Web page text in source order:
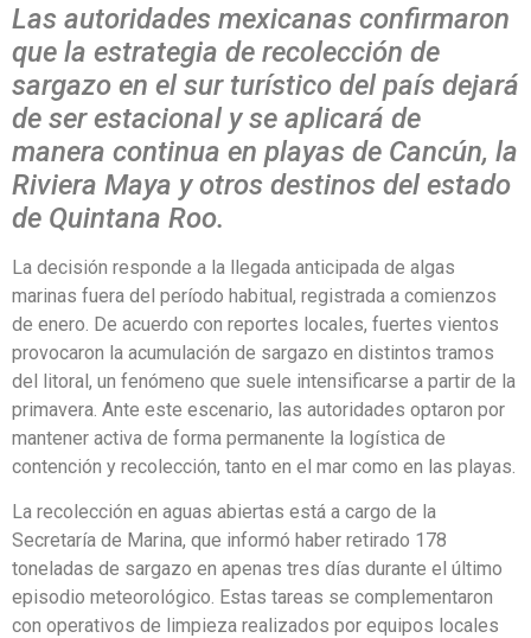
Las autoridades mexicanas confirmaron
que la estrategia de recolección de
sargazo en el sur turístico del país dejará
de ser estacional y se aplicará de
manera continua en playas de Cancún, la
Riviera Maya y otros destinos del estado
de Quintana Roo.
La decisión responde a la llegada anticipada de algas
marinas fuera del período habitual, registrada a comienzos
de enero. De acuerdo con reportes locales, fuertes vientos
provocaron la acumulación de sargazo en distintos tramos
del litoral, un fenómeno que suele intensificarse a partir de la
primavera. Ante este escenario, las autoridades optaron por
mantener activa de forma permanente la logística de
contención y recolección, tanto en el mar como en las playas.
La recolección en aguas abiertas está a cargo de la
Secretaría de Marina, que informó haber retirado 178
toneladas de sargazo en apenas tres días durante el último
episodio meteorológico. Estas tareas se complementaron
con operativos de limpieza realizados por equipos locales